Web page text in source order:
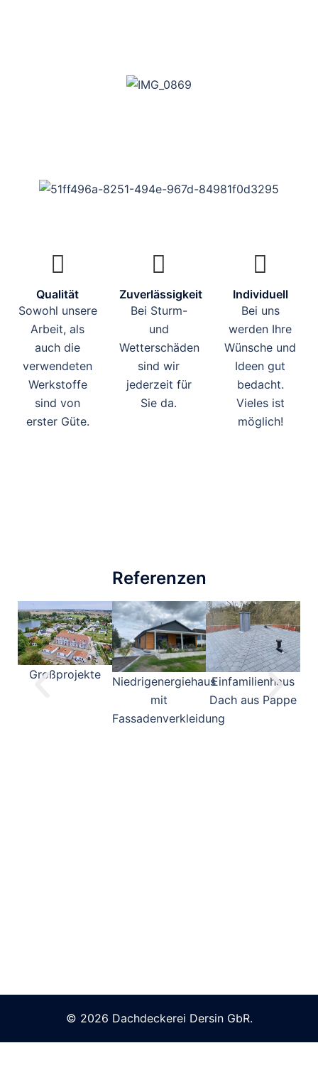
Qualität
Sowohl unsere
Arbeit, als
auch die
verwendeten
Werkstoffe
sind von
erster Güte.
Zuverlässigkeit
Bei Sturm-
und
Wetterschäden
sind wir
jederzeit für
Sie da.
Individuell
Bei uns
werden Ihre
Wünsche und
Ideen gut
bedacht.
Vieles ist
möglich!
Referenzen
Großprojekte
Niedrigenergiehaus
mit
Fassadenverkleidung
Einfamilienhaus
Dach aus Pappe
© 2026 Dachdeckerei Dersin GbR.